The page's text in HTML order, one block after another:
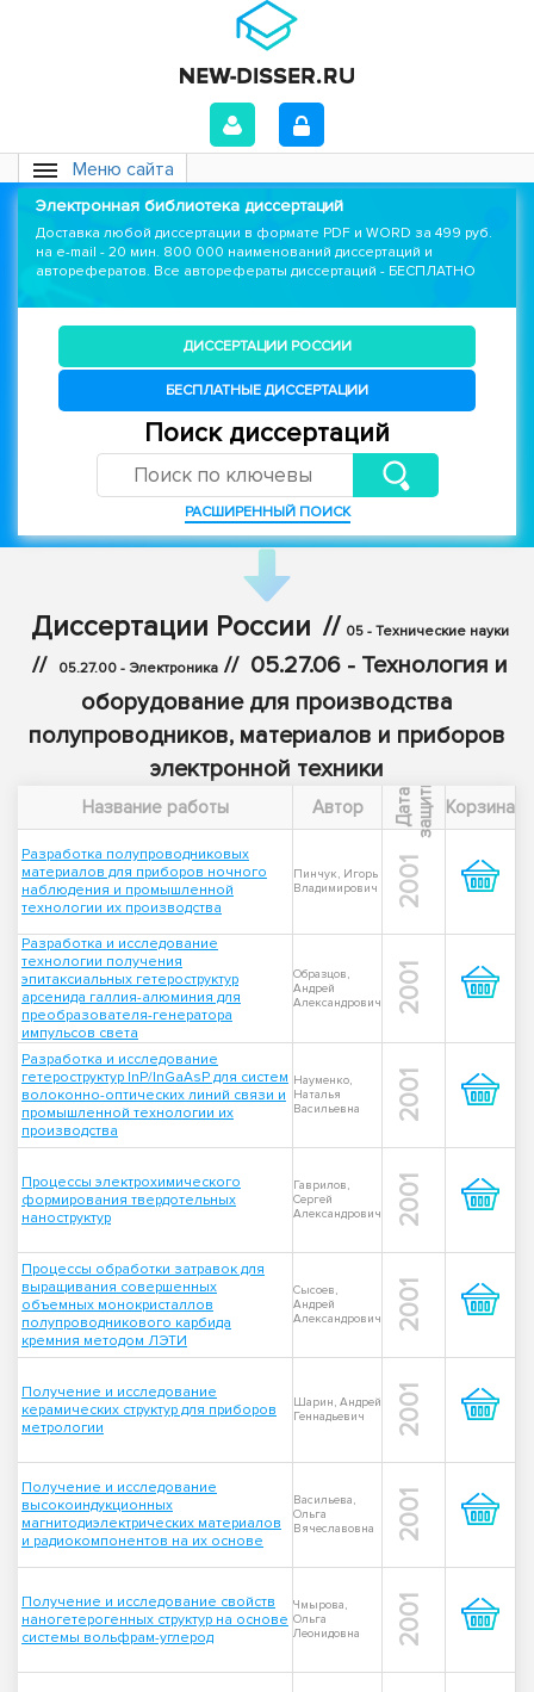
Меню сайта
Электронная библиотека диссертаций
Доставка любой диссертации в формате PDF и WORD за 499 руб.
на e-mail - 20 мин. 800 000 наименований диссертаций и
авторефератов. Все авторефераты диссертаций - БЕСПЛАТНО
ДИССЕРТАЦИИ РОССИИ
БЕСПЛАТНЫЕ ДИССЕРТАЦИИ
Поиск диссертаций
РАСШИРЕННЫЙ ПОИСК
Диссертации России // 05 - Технические науки
// 05.27.00 - Электроника // 05.27.06 - Технология и
оборудование для производства
полупроводников, материалов и приборов
электронной техники
Название работы Автор Д
а
т
а
з
а
щ
и
т ы Корзина
Разработка полупроводниковых
материалов для приборов ночного
наблюдения и промышленной
технологии их производства
Пинчук, Игорь
Владимирович
2001
Разработка и исследование
технологии получения
эпитаксиальных гетероструктур
арсенида галлия-алюминия для
преобразователя-генератора
импульсов света
Образцов,
Андрей
Александрович
2001
Разработка и исследование
гетероструктур InP/InGaAsP для систем
волоконно-оптических линий связи и
промышленной технологии их
производства
Науменко,
Наталья
Васильевна
2001
Процессы электрохимического
формирования твердотельных
наноструктур
Гаврилов,
Сергей
Александрович
2001
Процессы обработки затравок для
выращивания совершенных
объемных монокристаллов
полупроводникового карбида
кремния методом ЛЭТИ
Сысоев,
Андрей
Александрович
2001
Получение и исследование
керамических структур для приборов
метрологии
Шарин, Андрей
Геннадьевич
2001
Получение и исследование
высокоиндукционных
магнитодиэлектрических материалов
и радиокомпонентов на их основе
Васильева,
Ольга
Вячеславовна
2001
Получение и исследование свойств
наногетерогенных структур на основе
системы вольфрам-углерод
Чмырова,
Ольга
Леонидовна
2001